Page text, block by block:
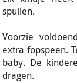
spullen.
Voorzie
extra fopspeen.
baby. De
dragen.